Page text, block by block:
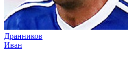
Дранников
Иван